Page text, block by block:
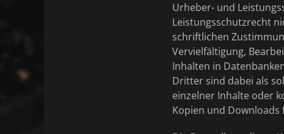
Urheber- und
Leistungsschutzrecht
schriftlichen
Vervielfältigung,
Inhalten in
Dritter sind dabei als
einzelner Inhalte oder
Kopien und